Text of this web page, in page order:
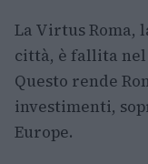
La Virtus Roma,
città, è fallita nel
Questo rende
investimenti,
Europe.